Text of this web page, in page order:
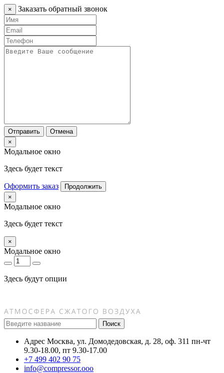
× Заказать обратный звонок
Отправить
Отмена
×
Модальное окно
Здесь будет текст
Оформить заказ
Продолжить
×
Модальное окно
Здесь будет текст
×
Модальное окно
Здесь будут опции
Поиск
Адрес Москва, ул. Домодедовская, д. 28, оф. 311 пн-чт
9.30-18.00, пт 9.30-17.00
+7 499 402 90 75
info@compressor.ooo